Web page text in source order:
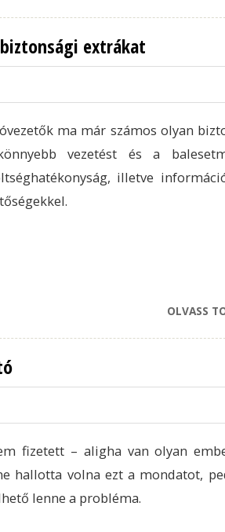
extrákat
ma már számos olyan
vezetést és a
illetve
OLVASS
fizetett – aligha van olyan
hallotta volna ezt a mondatot,
lenne a probléma.